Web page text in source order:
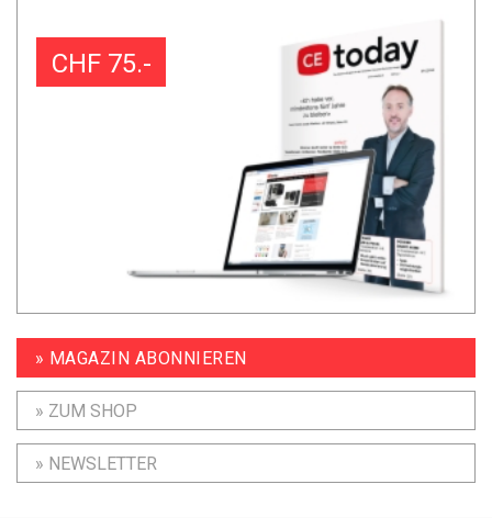
CHF 75.-
» MAGAZIN ABONNIEREN
» ZUM SHOP
» NEWSLETTER